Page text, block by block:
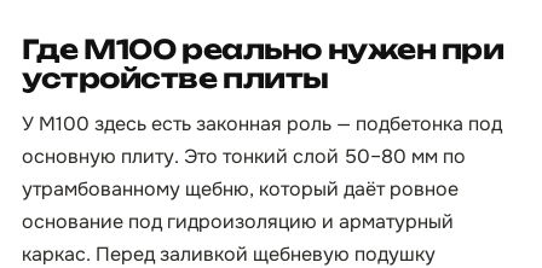
Где М100 реально нужен при
устройстве плиты
У М100 здесь есть законная роль — подбетонка под
основную плиту. Это тонкий слой 50–80 мм по
утрамбованному щебню, который даёт ровное
основание под гидроизоляцию и арматурный
каркас. Перед заливкой щебневую подушку